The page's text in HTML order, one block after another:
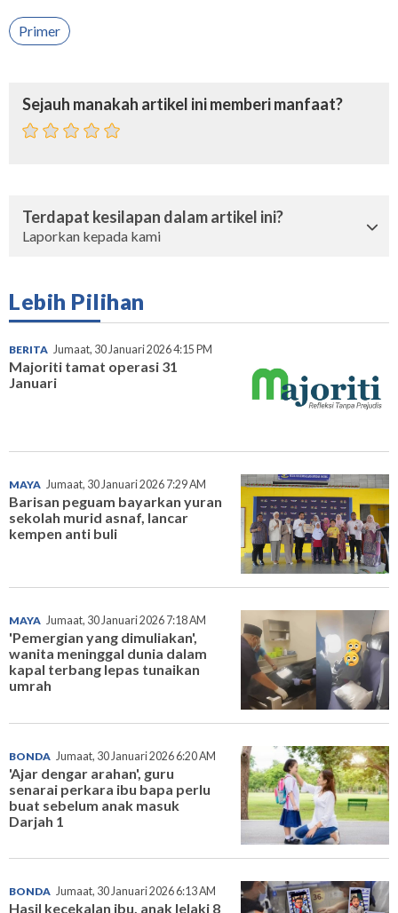
Primer
Sejauh manakah artikel ini memberi manfaat?
Terdapat kesilapan dalam artikel ini?
Laporkan kepada kami
Lebih Pilihan
BERITA Jumaat, 30 Januari 2026 4:15 PM
Majoriti tamat operasi 31
Januari
MAYA Jumaat, 30 Januari 2026 7:29 AM
Barisan peguam bayarkan yuran
sekolah murid asnaf, lancar
kempen anti buli
MAYA Jumaat, 30 Januari 2026 7:18 AM
'Pemergian yang dimuliakan',
wanita meninggal dunia dalam
kapal terbang lepas tunaikan
umrah
BONDA Jumaat, 30 Januari 2026 6:20 AM
'Ajar dengar arahan', guru
senarai perkara ibu bapa perlu
buat sebelum anak masuk
Darjah 1
BONDA Jumaat, 30 Januari 2026 6:13 AM
Hasil kecekalan ibu, anak lelaki 8